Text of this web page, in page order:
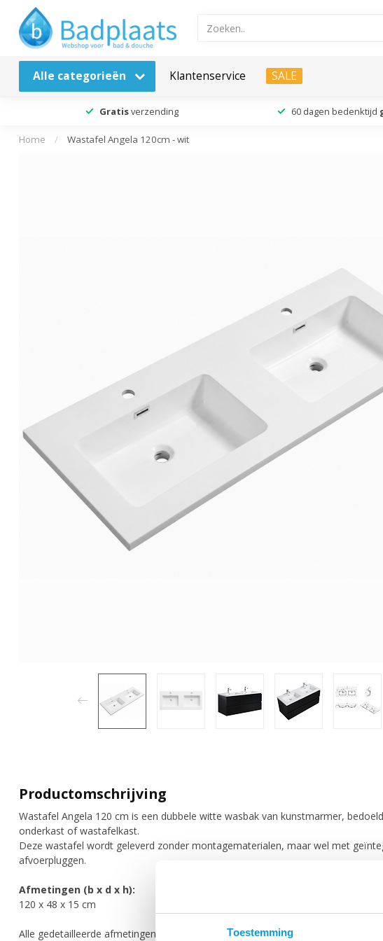
Toestemming
Alle categorieën Klantenservice SALE
Gratisverzending 60 dagen bedenktijd
Home / Wastafel Angela 120cm - wit
Productomschrijving
Wastafel Angela 120 cm is een dubbele witte wasbak van kunstmarmer,
onderkast of wastafelkast.
Deze wastafel wordt geleverd zonder montagematerialen, maar wel met
afvoerpluggen.
Afmetingen (b x d x h):
120 x 48 x 15 cm
Alle gedetailleerde afmetingen zijn zichtbaar op de schematische afbeelding